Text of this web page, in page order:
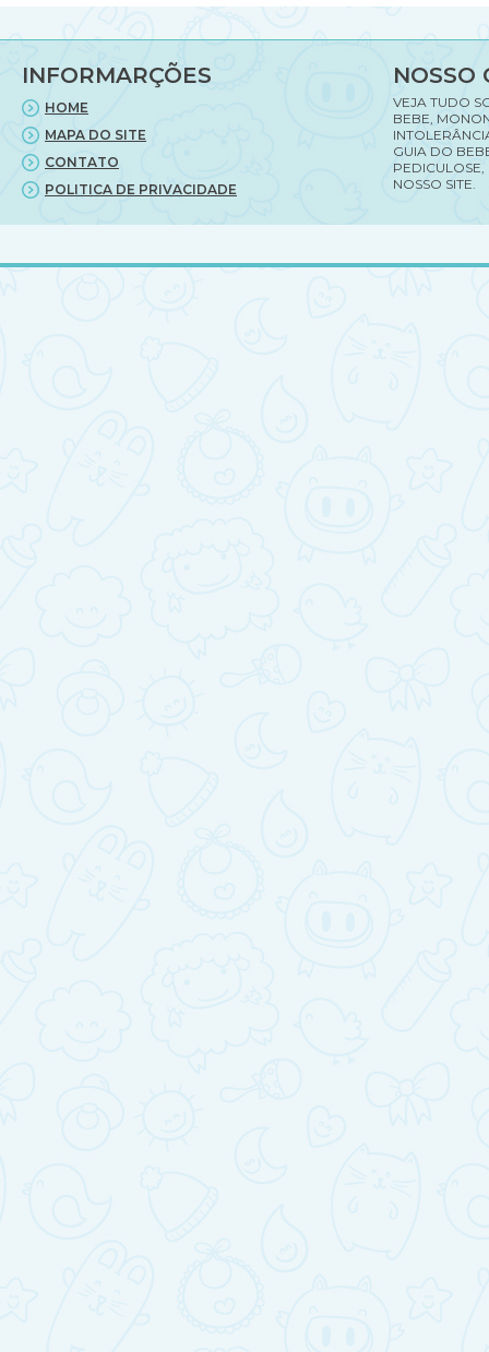
INFORMARÇÕES
HOME
MAPA DO SITE
CONTATO
POLITICA DE PRIVACIDADE
NOSSO
VEJA TUDO
BEBE,
GUIA DO
PEDICULOSE,
NOSSO SITE.